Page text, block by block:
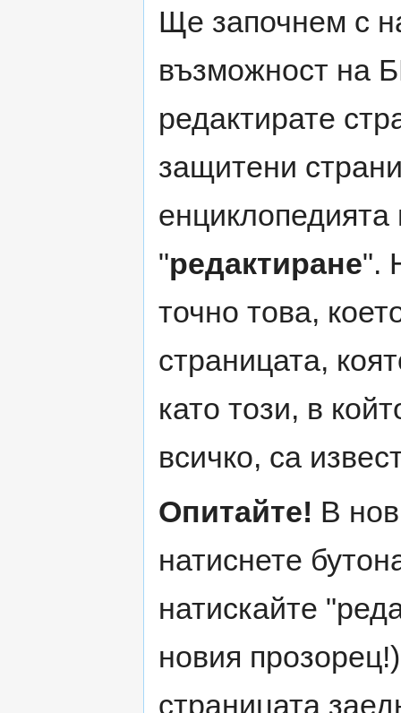
Ще започнем с
възможност на
редактирате
защитени
"редактиране".
точно това,
страницата,
като този, в
всичко, са
Опитайте! В
натиснете
натискайте
новия
страницата